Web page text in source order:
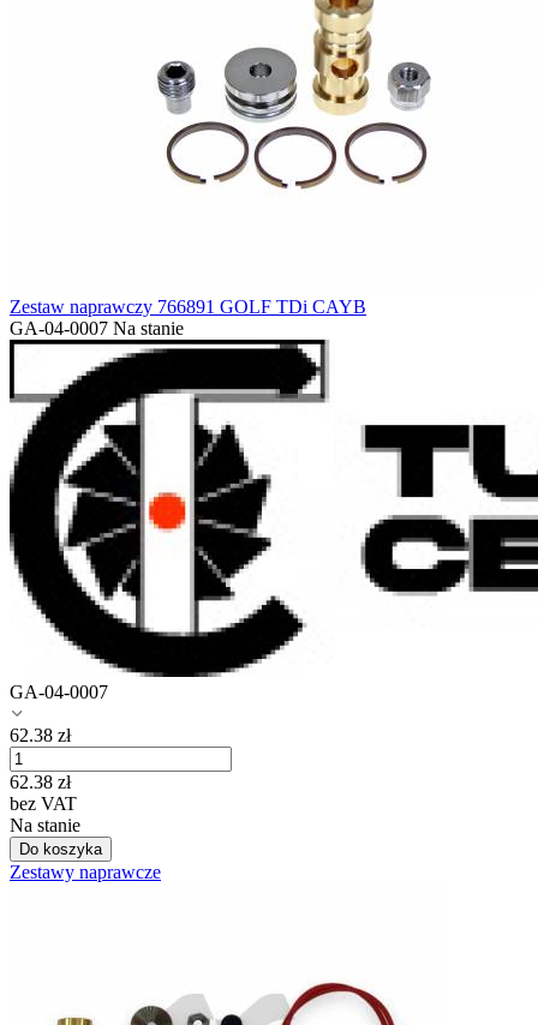
Zestaw naprawczy 766891 GOLF TDi CAYB
GA-04-0007 Na stanie
GA-04-0007
62.38 zł
62.38 zł
bez VAT
Na stanie
Do koszyka
Zestawy naprawcze